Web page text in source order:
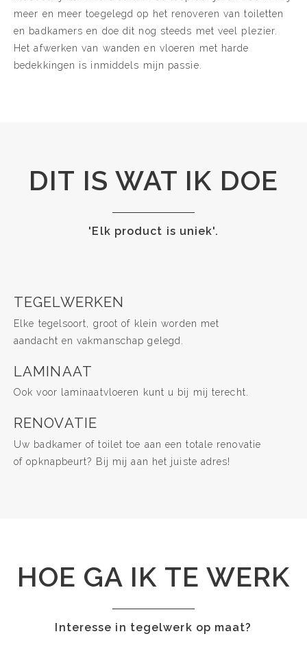
meer en meer toegelegd op het renoveren van toiletten
en badkamers en doe dit nog steeds met veel plezier.
Het afwerken van wanden en vloeren met harde
bedekkingen is inmiddels mijn passie.
DIT IS WAT IK DOE
'Elk product is uniek'.
TEGELWERKEN
Elke tegelsoort, groot of klein worden met
aandacht en vakmanschap gelegd.
LAMINAAT
Ook voor laminaatvloeren kunt u bij mij terecht.
RENOVATIE
Uw badkamer of toilet toe aan een totale renovatie
of opknapbeurt? Bij mij aan het juiste adres!
HOE GA IK TE WERK
Interesse in tegelwerk op maat?